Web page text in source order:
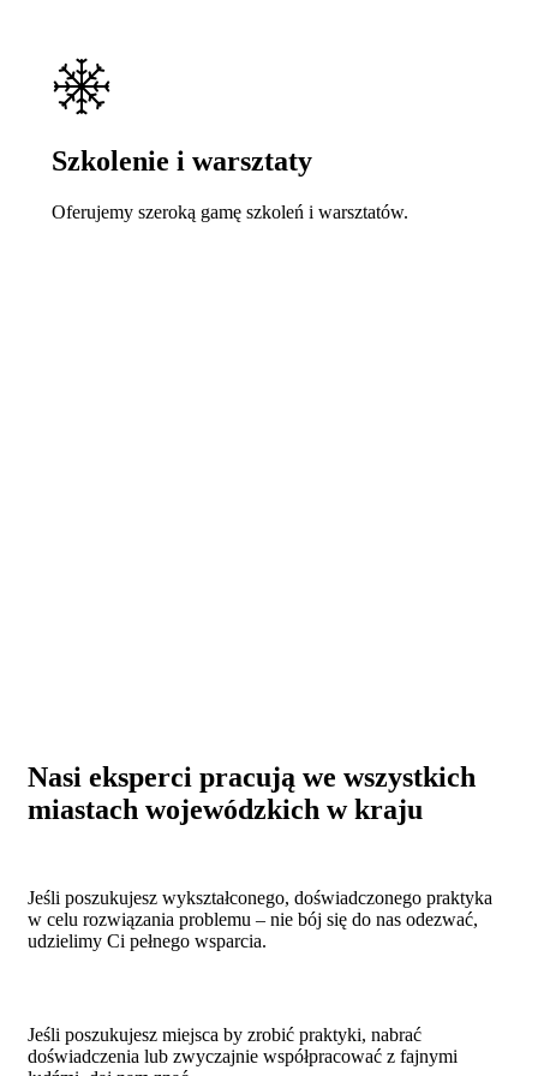
Szkolenie i warsztaty
Oferujemy szeroką gamę szkoleń i warsztatów.
Nasi eksperci pracują we wszystkich
miastach wojewódzkich w kraju
Jeśli poszukujesz wykształconego, doświadczonego praktyka
w celu rozwiązania problemu – nie bój się do nas odezwać,
udzielimy Ci pełnego wsparcia.
Jeśli poszukujesz miejsca by zrobić praktyki, nabrać
doświadczenia lub zwyczajnie współpracować z fajnymi